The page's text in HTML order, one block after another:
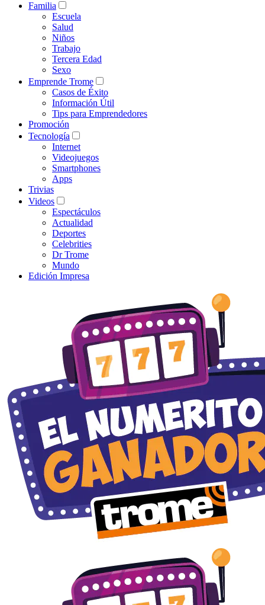
Familia
Escuela
Salud
Niños
Trabajo
Tercera Edad
Sexo
Emprende Trome
Casos de Éxito
Información Útil
Tips para Emprendedores
Promoción
Tecnología
Internet
Videojuegos
Smartphones
Apps
Trivias
Videos
Espectáculos
Actualidad
Deportes
Celebrities
Dr Trome
Mundo
Edición Impresa